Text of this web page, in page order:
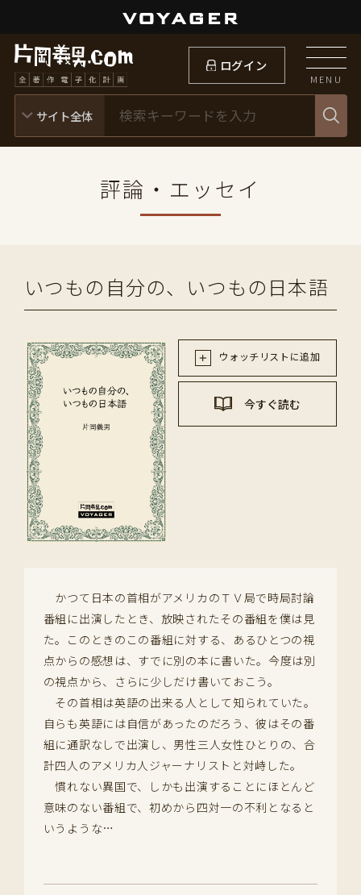
ログイン
MENU
評論・エッセイ
いつもの自分の、いつもの日本語
ウォッチリストに追加
今すぐ読む
かつて日本の首相がアメリカのＴＶ局で時局討論
番組に出演したとき、放映されたその番組を僕は見
た。このときのこの番組に対する、あるひとつの視
点からの感想は、すでに別の本に書いた。今度は別
の視点から、さらに少しだけ書いておこう。
その首相は英語の出来る人として知られていた。
自らも英語には自信があったのだろう、彼はその番
組に通訳なしで出演し、男性三人女性ひとりの、合
計四人のアメリカ人ジャーナリストと対峙した。
慣れない異国で、しかも出演することにほとんど
意味のない番組で、初めから四対一の不利となると
いうような…